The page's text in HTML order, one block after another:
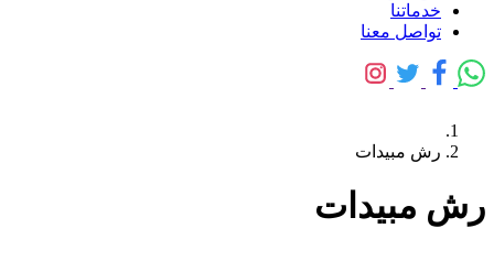
خدماتنا
تواصل معنا
رش مبيدات
رش مبيدات